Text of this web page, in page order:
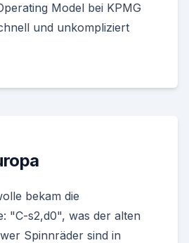
Model bei KPMG
und unkompliziert
bekam die
"C-s2,d0", was der alten
Spinnräder sind in